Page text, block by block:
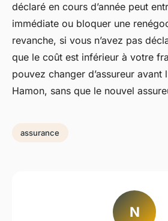
déclaré en cours d’année peut
immédiate ou bloquer une
revanche, si vous n’avez pas
que le coût est inférieur à votre
pouvez changer d’assureur avant
Hamon, sans que le nouvel
assurance
N